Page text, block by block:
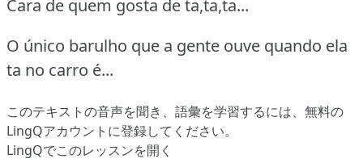
Cara de quem gosta de ta,ta,ta...
O único barulho que a gente ouve quando ela
ta no carro é...
このテキストの音声を聞き、語彙を学習するには、 無料の
LingQアカウントに登録してください。
LingQでこのレッスンを開く